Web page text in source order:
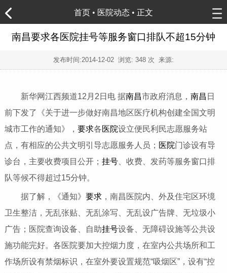
首页 • 医院动态 • 正文
南昌要求各医院挂号等服务窗口排队不超15分钟
发布时间:2014-12-02 浏览: 348 次 来源:
新华网江西频道12月2日电 据南昌市政府消息， 南昌 日
前下发了《关于进一步做好南昌地区医疗机构创建全国文明
城市工作的通知》， 要求各 医院设立便民利民志愿服务站
点，有相应的公共文明引导志愿服务人员； 医院门诊设有导
诊台，主要收费项目公开； 挂号、收费、发药等服务窗口排
队等候不得超过15分钟。
据了解，《通知》 要求，南昌医院内、外及住宅区环境
卫生整洁，无乱张贴、无乱涂写、无乱设广告牌、无垃圾小
广告；医院查询设备、自助挂号设备、无障碍设施等公共设
施功能完好。各医院要加大控烟力度，在室内公共场所和工
作场所设有禁烟标识，在室外要设置规范“吸烟区”，设有“控